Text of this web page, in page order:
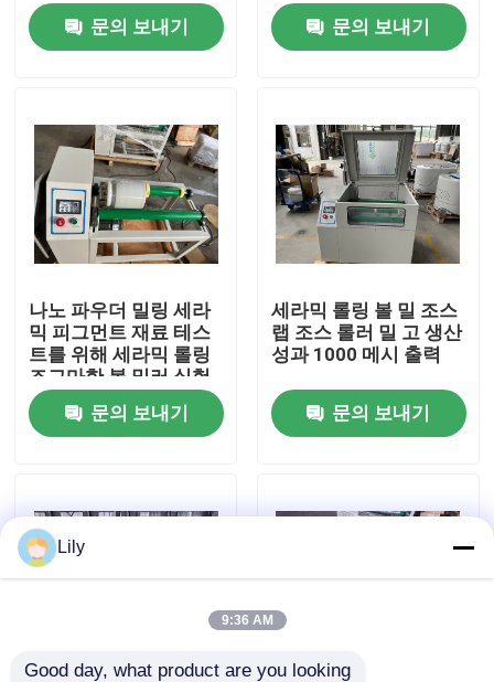
홈
회사 소개
공장 투어
품질 관리
연락처
유성식 볼 밀
실험실 볼 밀
문의 보내기
문의 보내기
나노 파우더 밀링 세라
믹 피그먼트 재료 테스
트를 위해 세라믹 롤링
조그마한 볼 밀러 실험
실
문의 보내기
세라믹 롤링 볼 밀 조스
랩 조스 롤러 밀 고 생산
성과 1000 메시 출력
문의 보내기
Lily
9:36 AM
Good day, what product are you looking